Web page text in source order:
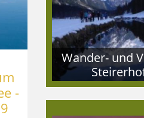
-
Wander- und